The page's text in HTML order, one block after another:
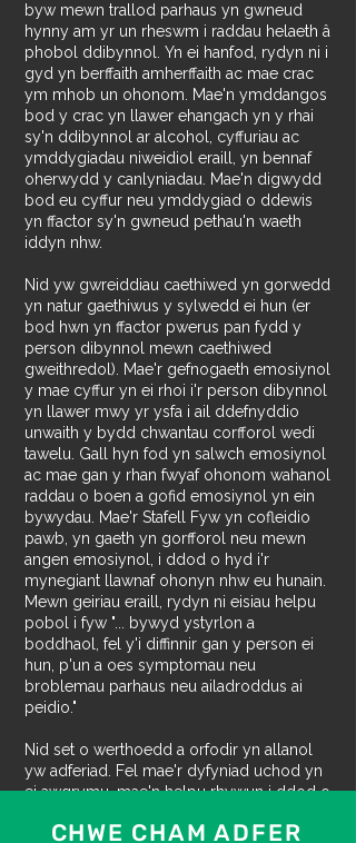
byw mewn trallod parhaus yn gwneud
hynny am yr un rheswm i raddau helaeth â
phobol ddibynnol. Yn ei hanfod, rydyn ni i
gyd yn berffaith amherffaith ac mae crac
ym mhob un ohonom.
Mae'n ymddangos
bod y crac yn llawer ehangach yn y rhai
sy'n ddibynnol ar alcohol, cyffuriau ac
ymddygiadau niweidiol eraill, yn bennaf
oherwydd y canlyniadau. Mae'n digwydd
bod eu cyffur neu ymddygiad o ddewis
yn ffactor sy'n gwneud pethau'n waeth
iddyn nhw.
Nid yw gwreiddiau caethiwed yn gorwedd
yn natur gaethiwus y sylwedd ei hun (er
bod hwn yn ffactor pwerus pan fydd y
person dibynnol mewn caethiwed
gweithredol). Mae'r gefnogaeth emosiynol
y mae cyffur yn ei rhoi i'r person dibynnol
yn llawer mwy yr ysfa i ail ddefnyddio
unwaith y bydd chwantau corfforol wedi
tawelu. Gall hyn fod yn salwch emosiynol
ac mae gan y rhan fwyaf ohonom wahanol
raddau o boen a gofid emosiynol yn ein
bywydau. Mae'r Stafell Fyw yn cofleidio
pawb, yn gaeth yn gorfforol neu mewn
angen emosiynol, i ddod o hyd i'r
mynegiant llawnaf ohonyn nhw eu hunain.
Mewn geiriau eraill, rydyn ni eisiau helpu
pobol i fyw "... bywyd ystyrlon a
boddhaol, fel y'i diffinnir gan y person ei
hun, p'un a oes symptomau neu
broblemau parhaus neu ailadroddus ai
peidio."
Nid set o werthoedd a orfodir yn allanol
yw adferiad. Fel mae'r dyfyniad uchod yn
ei awgrymu, mae'n helpu rhywun i ddod o
gaethiwed - mewn termau a ddiffinnir gan
CHWE CHAM ADFER